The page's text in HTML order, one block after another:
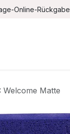
Online-Rückgabe
Welcome Matte